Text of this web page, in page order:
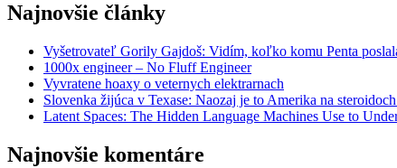
Najnovšie články
Vyšetrovateľ Gorily Gajdoš: Vidím, koľko komu Penta
1000x engineer – No Fluff Engineer
Vyvratene hoaxy o veternych elektrarnach
Slovenka žijúca v Texase: Naozaj je to Amerika na
Latent Spaces: The Hidden Language Machines Use to
Najnovšie komentáre